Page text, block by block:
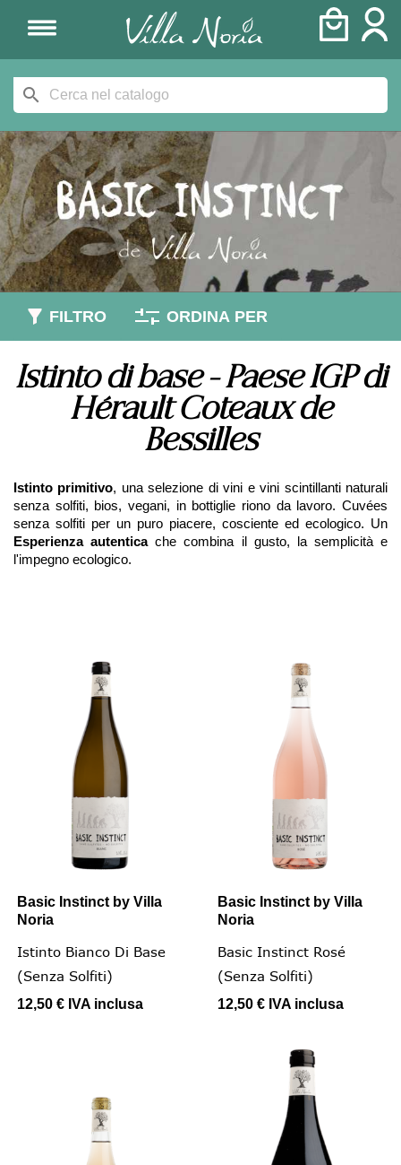
search
FILTRO ORDINA PER
Istinto di base - Paese IGP di
Hérault Coteaux de
Bessilles
Istinto primitivo, una selezione di vini e vini scintillanti naturali
senza solfiti, bios, vegani, in bottiglie riono da lavoro. Cuvées
senza solfiti per un puro piacere, cosciente ed ecologico. Un
Esperienza autenticache combina il gusto, la semplicità e
l'impegno ecologico.
Basic Instinct by Villa
Noria
Istinto Bianco Di Base
(senza Solfiti)
12,50 € IVA inclusa
Basic Instinct by Villa
Noria
Basic Instinct Rosé
(senza Solfiti)
12,50 € IVA inclusa